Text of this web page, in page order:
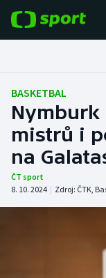
Fotbal
Hokej
Tenis
Atletika
BASKETBAL
Nymburk
mistrů i
na
ČT sport
8. 10. 2024 | Zdroj: ČTK,